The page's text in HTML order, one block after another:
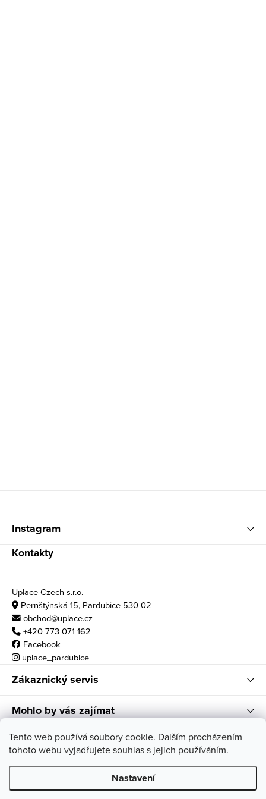
Tento web používá soubory cookie. Dalším procházením
tohoto webu vyjadřujete souhlas s jejich používáním.
Nastavení
Instagram
Kontakty
Uplace Czech s.r.o.
Pernštýnská 15, Pardubice 530 02
obchod@uplace.cz
+420 773 071 162
Facebook
uplace_pardubice
Zákaznický servis
Mohlo by vás zajímat
Otvírací doba